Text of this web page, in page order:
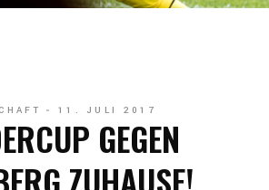
11. JULI 2017
GEGEN